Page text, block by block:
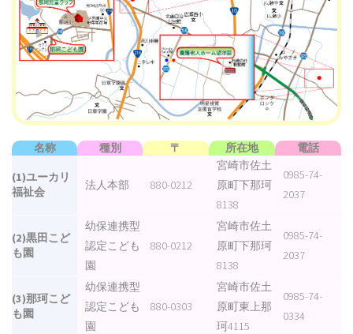
名称 種別 〒 所在地 電話
(1)ユーカリ
福祉会
法人本部 880-0212
宮崎市佐土
原町下那珂
8138
0985-74-
2037
(2)黒田こど
も園
幼保連携型
認定こども
園
880-0212
宮崎市佐土
原町下那珂
8138
0985-74-
2037
(3)那珂こど
も園
幼保連携型
認定こども
園
880-0303
宮崎市佐土
原町東上那
珂4115
0985-74-
0334